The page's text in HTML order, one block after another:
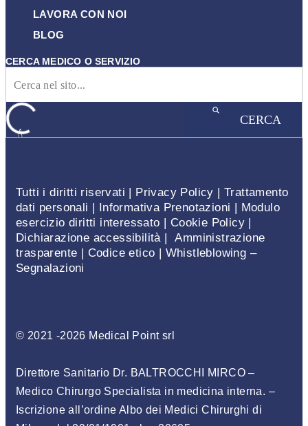
LAVORA CON NOI
BLOG
CERCA MEDICO O SERVIZIO
CERCA
Tutti i diritti riservati | Privacy Policy |Trattamento
dati personali | Informativa Prenotazioni | Modulo
esercizio diritti interessato | Cookie Policy |
Dichiarazione accessibilità|Amministrazione
trasparente | Codice etico | Whistleblowing –
Segnalazioni
© 2021 -2026 Medical Point srl
Direttore Sanitario Dr. BALTROCCHI MIRCO –
Medico Chirurgo Specialista in medicina interna. –
Iscrizione all’ordine Albo dei Medici Chirurghi di